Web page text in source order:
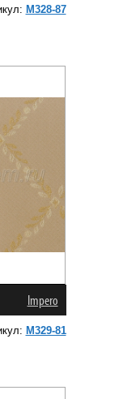
M328-87
Impero
M329-81